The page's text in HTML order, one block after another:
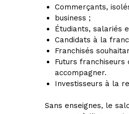
Commerçants,
business ;
Étudiants, salariés
Candidats à la
Franchisés
Futurs
accompagner.
Investisseurs à la
Sans enseignes, le